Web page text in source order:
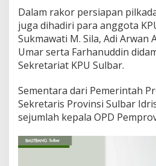
a
k
e
P
e
p
o
v
Dalam rakor persiapan
juga dihadiri para anggota
Sukmawati M. Sila, Adi Arwan
Umar serta Farhanuddin
Sekretariat KPU Sulbar.
Sementara dari Pemerintah
Sekretaris Provinsi Sulbar
sejumlah kepala OPD